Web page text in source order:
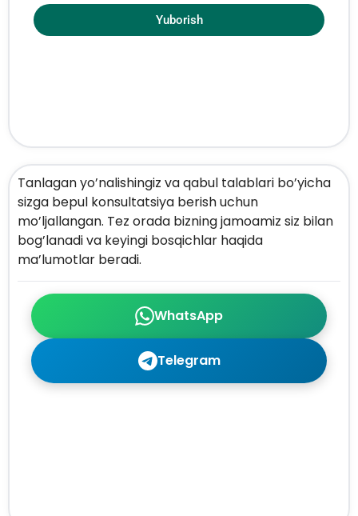
WhatsApp
Telegram
Tanlagan yo’nalishingiz va qabul talablari bo’yicha
sizga bepul konsultatsiya berish uchun
mo’ljallangan. Tez orada bizning jamoamiz siz bilan
bog’lanadi va keyingi bosqichlar haqida
ma’lumotlar beradi.
Yuborish